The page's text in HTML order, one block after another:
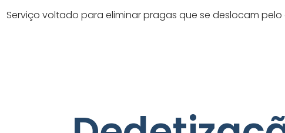
Serviço voltado para eliminar pragas que se deslocam